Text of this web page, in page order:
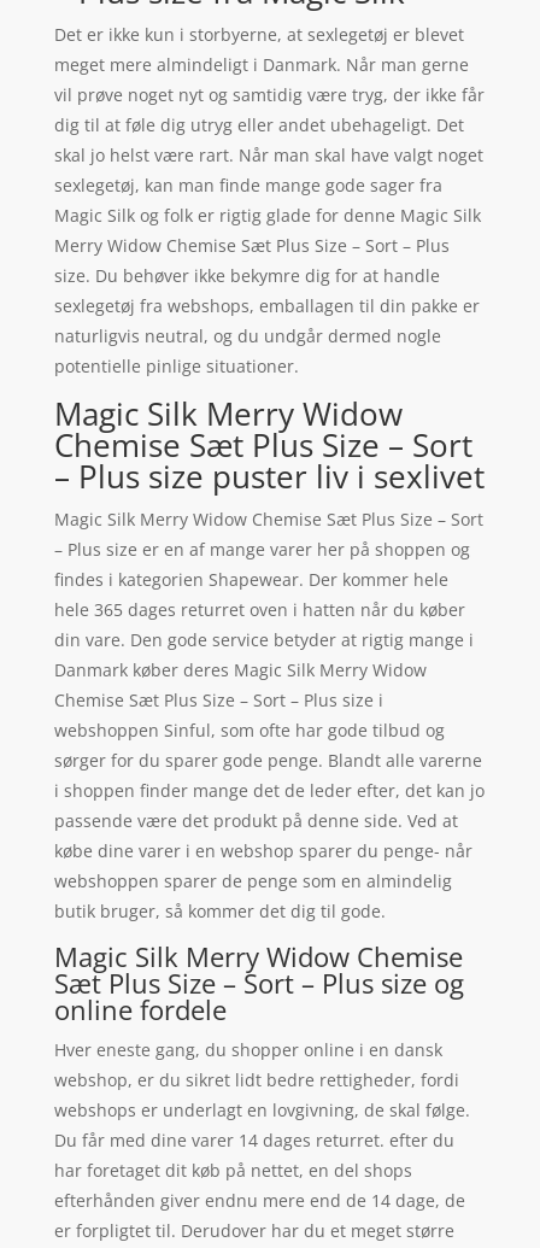
Det er ikke kun i storbyerne, at sexlegetøj er blevet
meget mere almindeligt i Danmark. Når man gerne
vil prøve noget nyt og samtidig være tryg, der ikke får
dig til at føle dig utryg eller andet ubehageligt. Det
skal jo helst være rart. Når man skal have valgt noget
sexlegetøj, kan man finde mange gode sager fra
Magic Silk og folk er rigtig glade for denne Magic Silk
Merry Widow Chemise Sæt Plus Size – Sort – Plus
size. Du behøver ikke bekymre dig for at handle
sexlegetøj fra webshops, emballagen til din pakke er
naturligvis neutral, og du undgår dermed nogle
potentielle pinlige situationer.
Magic Silk Merry Widow
Chemise Sæt Plus Size – Sort
– Plus size puster liv i sexlivet
Magic Silk Merry Widow Chemise Sæt Plus Size – Sort
– Plus size er en af mange varer her på shoppen og
findes i kategorien Shapewear. Der kommer hele
hele 365 dages returret oven i hatten når du køber
din vare. Den gode service betyder at rigtig mange i
Danmark køber deres Magic Silk Merry Widow
Chemise Sæt Plus Size – Sort – Plus size i
webshoppen Sinful, som ofte har gode tilbud og
sørger for du sparer gode penge. Blandt alle varerne
i shoppen finder mange det de leder efter, det kan jo
passende være det produkt på denne side. Ved at
købe dine varer i en webshop sparer du penge- når
webshoppen sparer de penge som en almindelig
butik bruger, så kommer det dig til gode.
Magic Silk Merry Widow Chemise
Sæt Plus Size – Sort – Plus size og
online fordele
Hver eneste gang, du shopper online i en dansk
webshop, er du sikret lidt bedre rettigheder, fordi
webshops er underlagt en lovgivning, de skal følge.
Du får med dine varer 14 dages returret. efter du
har foretaget dit køb på nettet, en del shops
efterhånden giver endnu mere end de 14 dage, de
er forpligtet til. Derudover har du et meget større